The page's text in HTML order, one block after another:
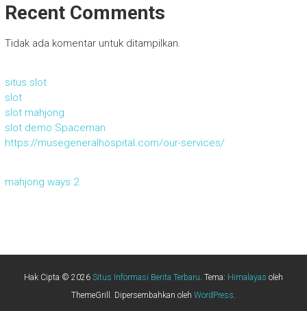
Recent Comments
Tidak ada komentar untuk ditampilkan.
situs slot
slot
slot mahjong
slot demo Spaceman
https://musegeneralhospital.com/our-services/
mahjong ways 2
Hak Cipta © 2026 Situs Informasi Berita Terbaru . Tema: Himalayas oleh
ThemeGrill. Dipersembahkan oleh WordPress